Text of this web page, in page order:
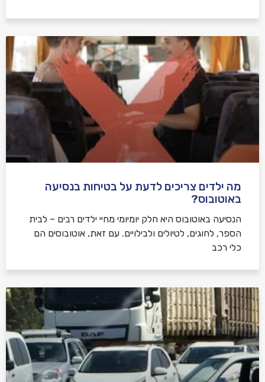
מה ילדים צריכים לדעת על בטיחות בנסיעה
באוטובוס?
הנסיעה באוטובוס היא חלק יומיומי מחיי ילדים רבים – לבית
הספר, לחוגים, לטיולים ולבילויים. עם זאת, אוטובוסים הם
כלי רכב